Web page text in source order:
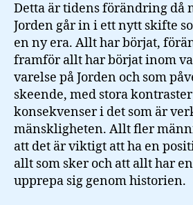
Detta är tidens förändring då
Jorden går in i ett nytt skifte
en ny era. Allt har börjat,
framför allt har börjat inom
varelse på Jorden och som
skeende, med stora
konsekvenser i det som är
mänskligheten. Allt fler
att det är viktigt att ha en
allt som sker och att allt har
upprepa sig genom historien.